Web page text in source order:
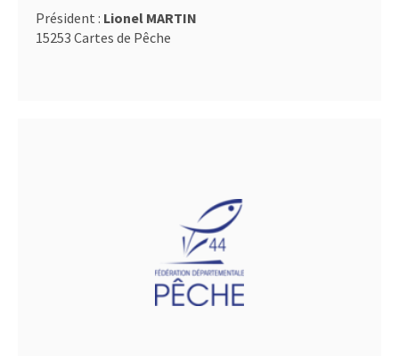
Président : Lionel MARTIN
15253 Cartes de Pêche